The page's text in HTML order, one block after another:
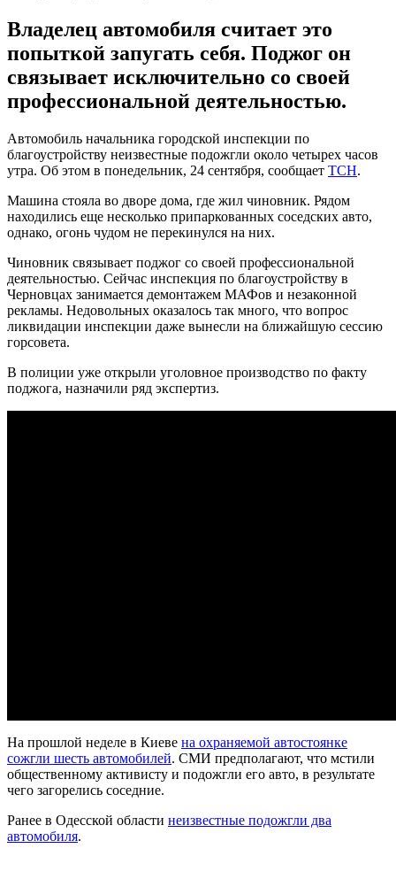
Владелец автомобиля считает это
попыткой запугать себя. Поджог он
связывает исключительно со своей
профессиональной деятельностью.
Автомобиль начальника городской инспекции по
благоустройству неизвестные подожгли около четырех часов
утра. Об этом в понедельник, 24 сентября, сообщает ТСН.
Машина стояла во дворе дома, где жил чиновник. Рядом
находились еще несколько припаркованных соседских авто,
однако, огонь чудом не перекинулся на них.
Чиновник связывает поджог со своей профессиональной
деятельностью. Сейчас инспекция по благоустройству в
Черновцах занимается демонтажем МАФов и незаконной
рекламы. Недовольных оказалось так много, что вопрос
ликвидации инспекции даже вынесли на ближайшую сессию
горсовета.
В полиции уже открыли уголовное производство по факту
поджога, назначили ряд экспертиз.
На прошлой неделе в Киеве на охраняемой автостоянке
сожгли шесть автомобилей. СМИ предполагают, что мстили
общественному активисту и подожгли его авто, в результате
чего загорелись соседние.
Ранее в Одесской области неизвестные подожгли два
автомобиля.